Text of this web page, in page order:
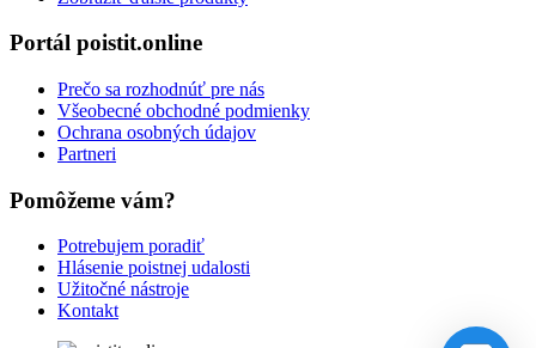
Portál poistit.online
Prečo sa rozhodnúť pre nás
Všeobecné obchodné podmienky
Ochrana osobných údajov
Partneri
Pomôžeme vám?
Potrebujem poradiť
Hlásenie poistnej udalosti
Užitočné nástroje
Kontakt